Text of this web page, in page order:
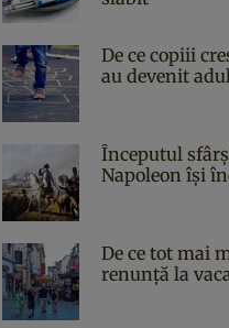
De ce copiii
au devenit
Începutul
Napoleon îşi
De ce tot mai
renunță la